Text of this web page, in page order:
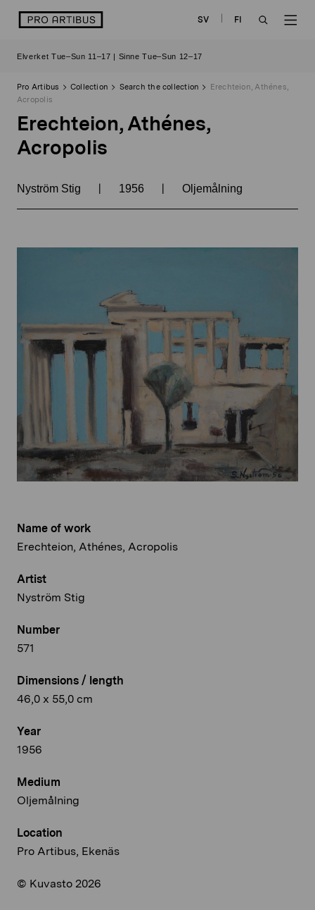
logo SV
FI
Elverket Tue–Sun 11–17 | Sinne Tue–Sun 12–17
Pro Artibus Collection Search the collection
Erechteion, Athénes,
Acropolis
Erechteion, Athénes,
Acropolis
Nyström Stig | 1956 | Oljemålning
Name of work
Erechteion, Athénes, Acropolis
Artist
Nyström Stig
Number
571
Dimensions / length
46,0 x 55,0 cm
Year
1956
Medium
Oljemålning
Location
Pro Artibus, Ekenäs
© Kuvasto 2026